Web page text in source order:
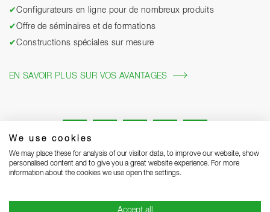
We use cookies
We may place these for analysis of our visitor data, to improve our website, show
personalised content and to give you a great website experience. For more
information about the cookies we use open the settings.
Accept all
✔Configurateurs en ligne pour de nombreux produits
✔Offre de séminaires et de formations
✔Constructions spéciales sur mesure
EN SAVOIR PLUS SUR VOS AVANTAGES
Mentions légales Protection des données Grounding Page